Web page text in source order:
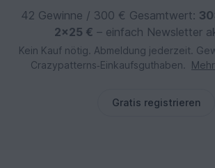
42 Gewinne / 300 € Gesamtwert:
2×25 € – einfach Newsletter
Kein Kauf nötig. Abmeldung jederzeit.
Crazypatterns‑Einkaufsguthaben.
Gratis registrieren